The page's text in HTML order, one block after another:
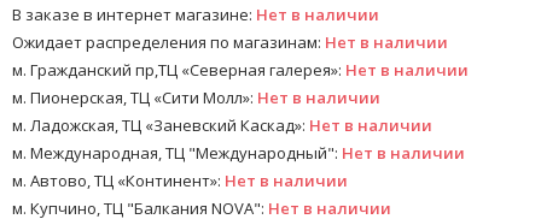
В заказе в интернет магазине: Нет в наличии
Ожидает распределения по магазинам: Нет в наличии
м. Гражданский пр,ТЦ «Северная галерея»: Нет в наличии
м. Пионерская, ТЦ «Сити Молл»: Нет в наличии
м. Ладожская, ТЦ «Заневский Каскад»: Нет в наличии
м. Международная, ТЦ "Международный": Нет в наличии
м. Автово, ТЦ «Континент»: Нет в наличии
м. Купчино, ТЦ "Балкания NOVA": Нет в наличии